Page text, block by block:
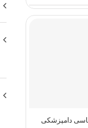
ظرفیت
کنکور
دامپزشکی